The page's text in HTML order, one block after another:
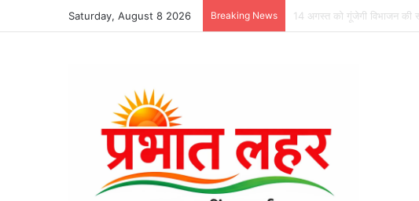
Saturday, August 8 2026 Breaking News शिवरीनारायण मेला ग्राउंड में